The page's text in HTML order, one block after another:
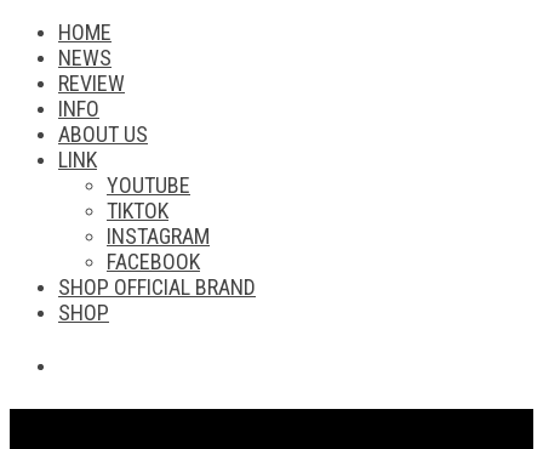
HOME
NEWS
REVIEW
INFO
ABOUT US
LINK
YOUTUBE
TIKTOK
INSTAGRAM
FACEBOOK
SHOP OFFICIAL BRAND
SHOP